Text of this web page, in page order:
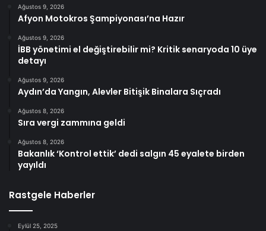
Ağustos 9, 2026
Afyon Motokros Şampiyonası’na Hazır
Ağustos 9, 2026
İBB yönetimi el değiştirebilir mi? Kritik senaryoda 10 üye
detayı
Ağustos 9, 2026
Aydın’da Yangın, Alevler Bitişik Binalara Sıçradı
Ağustos 8, 2026
Sıra vergi zammına geldi
Ağustos 8, 2026
Bakanlık ‘Kontrol ettik’ dedi salgın 45 eyalete birden
yayıldı
Rastgele Haberler
Eylül 25, 2025